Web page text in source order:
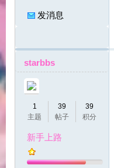
发消息
starbbs
1
主题
39
帖子
39
积分
新手上路